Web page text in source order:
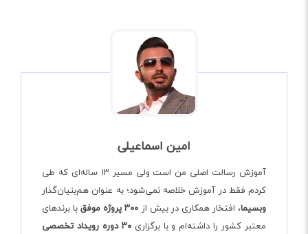
امین اسماعیلی
آموزش رسالت اصلی من است ولی مسیر ۱۳ ساله‌ای که طی
کردم فقط در آموزش خلاصه نمی‌شود؛ به عنوان هم‌بنیان‌گذار
وبسیما، افتخار همکاری در بیش از ۳۰۰ پروژه موفق
با برندهای
معتبر کشور را داشته‌ام و با برگزاری
۳۰ دوره رویداد تخصصی